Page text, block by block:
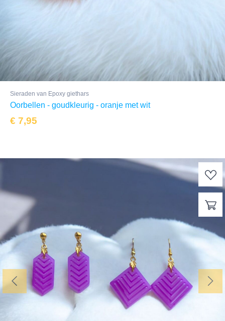
Sieraden van Epoxy giethars
Oorbellen - goudkleurig - oranje met wit
€ 7,95